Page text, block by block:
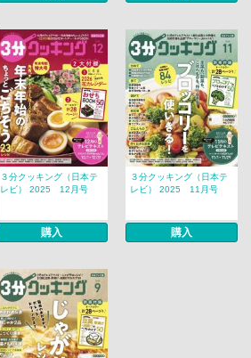
３分クッキング（日本テ
レビ） 2025 12月号
購入
３分クッキング（日本テ
レビ） 2025 11月号
購入